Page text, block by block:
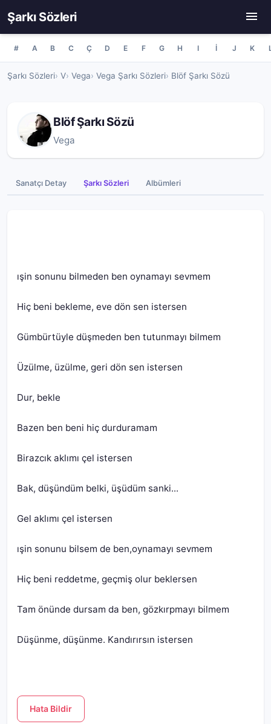
Şarkı Sözleri
# A B C Ç D E F G H I İ J K
Şarkı Sözleri V Vega Vega Şarkı Sözleri Blöf Şarkı Sözü
Blöf Şarkı Sözü
Vega
Sanatçı Detay Şarkı Sözleri Albümleri
Düşünme, düşünme. Kandırırsın istersen
Hata Bildir